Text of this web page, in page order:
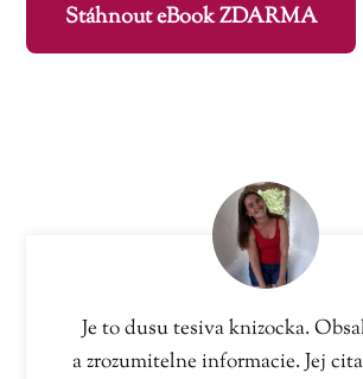
Stáhnout eBook ZDARMA
Je to dusu tesiva knizocka.
a zrozumitelne informacie. Jej